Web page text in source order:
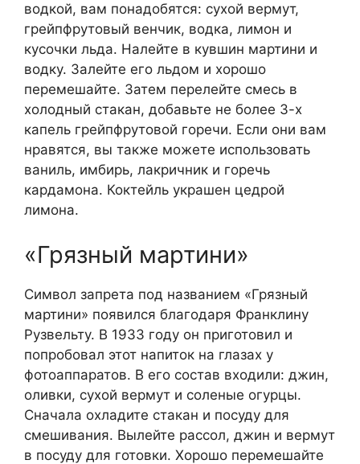
водкой, вам понадобятся: сухой вермут,
грейпфрутовый венчик, водка, лимон и
кусочки льда. Налейте в кувшин мартини и
водку. Залейте его льдом и хорошо
перемешайте. Затем перелейте смесь в
холодный стакан, добавьте не более 3-х
капель грейпфрутовой горечи. Если они вам
нравятся, вы также можете использовать
ваниль, имбирь, лакричник и горечь
кардамона. Коктейль украшен цедрой
лимона.
«Грязный мартини»
Символ запрета под названием «Грязный
мартини» появился благодаря Франклину
Рузвельту. В 1933 году он приготовил и
попробовал этот напиток на глазах у
фотоаппаратов. В его состав входили: джин,
оливки, сухой вермут и соленые огурцы.
Сначала охладите стакан и посуду для
смешивания. Вылейте рассол, джин и вермут
в посуду для готовки. Хорошо перемешайте